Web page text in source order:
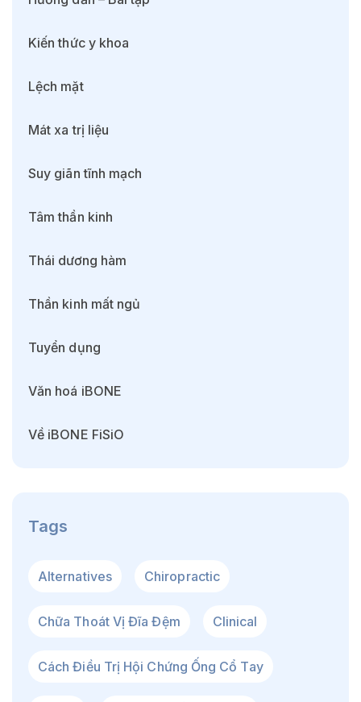
Kiến thức y khoa
Lệch mặt
Mát xa trị liệu
Suy giãn tĩnh mạch
Tâm thần kinh
Thái dương hàm
Thần kinh mất ngủ
Tuyển dụng
Văn hoá iBONE
Về iBONE FiSiO
Tags
Alternatives Chiropractic
Chữa Thoát Vị Đĩa Đệm Clinical
Cách Điều Trị Hội Chứng Ống Cổ Tay